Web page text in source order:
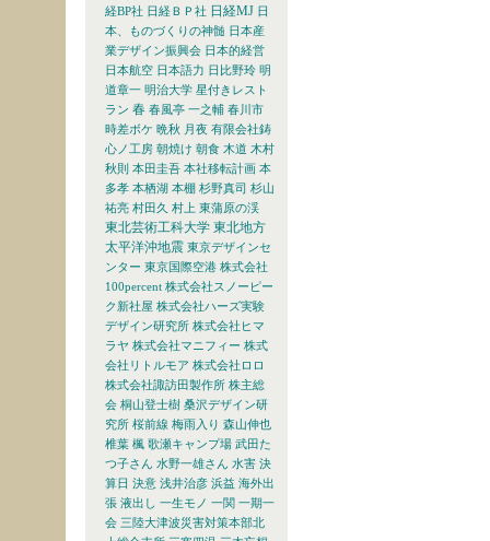
経BP社 日経ＢＰ社 日経MJ 日
本、ものづくりの神髄 日本産
業デザイン振興会 日本的経営
日本航空 日本語力 日比野玲 明
道章一 明治大学 星付きレスト
ラン 春 春風亭 一之輔 春川市
時差ボケ 晩秋 月夜 有限会社鋳
心ノ工房 朝焼け 朝食 木道 木村
秋則 本田圭吾 本社移転計画 本
多孝 本栖湖 本棚 杉野真司 杉山
祐亮 村田久 村上 東蒲原の渓
東北芸術工科大学 東北地方
太平洋沖地震 東京デザインセ
ンター 東京国際空港 株式会社
100percent 株式会社スノーピー
ク新社屋 株式会社ハーズ実験
デザイン研究所 株式会社ヒマ
ラヤ 株式会社マニフィー 株式
会社リトルモア 株式会社ロロ
株式会社諏訪田製作所 株主総
会 桐山登士樹 桑沢デザイン研
究所 桜前線 梅雨入り 森山伸也
椎葉 楓 歌瀬キャンプ場 武田た
つ子さん 水野一雄さん 水害 決
算日 決意 浅井治彦 浜益 海外出
張 液出し 一生モノ 一関 一期一
会 三陸大津波災害対策本部北